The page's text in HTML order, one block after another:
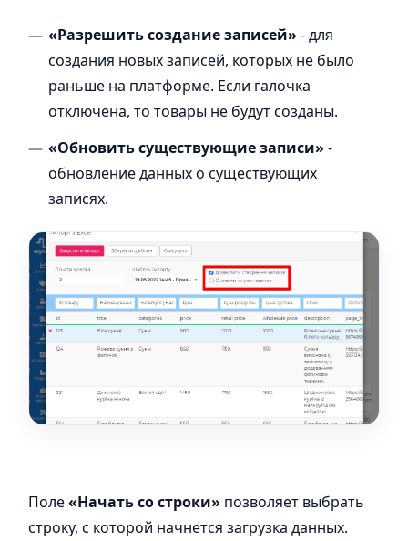
«Разрешить создание записей» - для
создания новых записей, которых не было
раньше на платформе. Если галочка
отключена, то товары не будут созданы.
«Обновить существующие записи» -
обновление данных о существующих
записях.
Поле«Начать со строки» позволяет выбрать
строку, с которой начнется загрузка данных.